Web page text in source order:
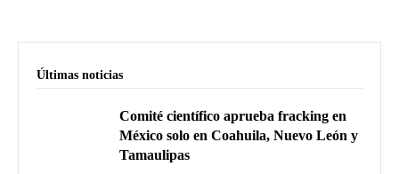
Últimas noticias
Comité científico aprueba fracking en
México solo en Coahuila, Nuevo León y
Tamaulipas